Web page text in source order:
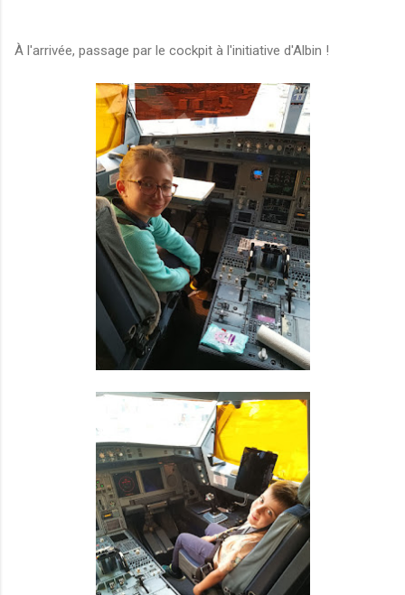
À l'arrivée, passage par le cockpit à l'initiative d'Albin !